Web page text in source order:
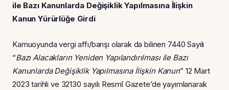
ile Bazı Kanunlarda Değişiklik Yapılmasına İlişkin
Kanun Yürürlüğe Girdi
Kamuoyunda vergi affı/barışı olarak da bilinen 7440 Sayılı
“Bazı Alacakların Yeniden Yapılandırılması ile Bazı
Kanunlarda Değişiklik Yapılmasına İlişkin Kanun” 12 Mart
2023 tarihli ve 32130 sayılı Resmî Gazete’de yayımlanarak